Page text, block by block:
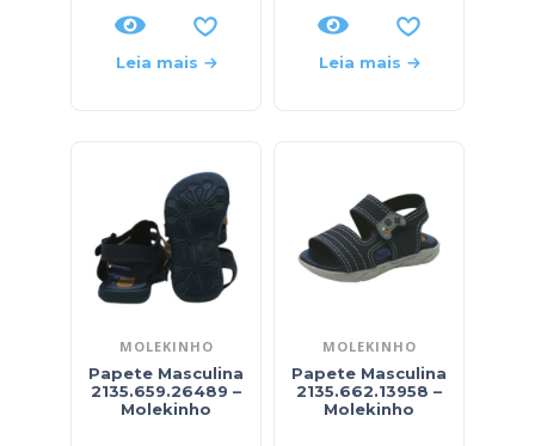
Leia mais Leia mais
MOLEKINHO
Papete Masculina
2135.659.26489 –
Molekinho
MOLEKINHO
Papete Masculina
2135.662.13958 –
Molekinho